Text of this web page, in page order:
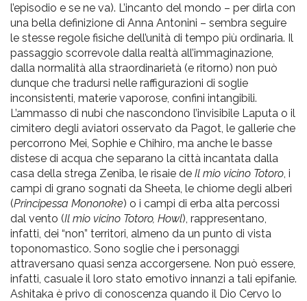
l’episodio e se ne va). L’incanto del mondo – per dirla con
una bella definizione di Anna Antonini – sembra seguire
le stesse regole fisiche dell’unità di tempo più ordinaria. Il
passaggio scorrevole dalla realtà all’immaginazione,
dalla normalità alla straordinarietà (e ritorno) non può
dunque che tradursi nelle raffigurazioni di soglie
inconsistenti, materie vaporose, confini intangibili.
L’ammasso di nubi che nascondono l’invisibile Laputa o il
cimitero degli aviatori osservato da Pagot, le gallerie che
percorrono Mei, Sophie e Chihiro, ma anche le basse
distese di acqua che separano la città incantata dalla
casa della strega Zeniba, le risaie de Il mio vicino Totoro, i
campi di grano sognati da Sheeta, le chiome degli alberi
(Principessa Mononoke) o i campi di erba alta percossi
dal vento (Il mio vicino Totoro, Howl), rappresentano,
infatti, dei “non” territori, almeno da un punto di vista
toponomastico. Sono soglie che i personaggi
attraversano quasi senza accorgersene. Non può essere,
infatti, casuale il loro stato emotivo innanzi a tali epifanie.
Ashitaka è privo di conoscenza quando il Dio Cervo lo